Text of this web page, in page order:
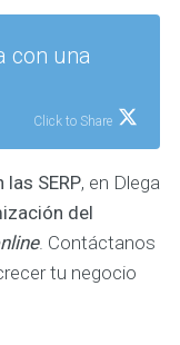
con una
Click to Share
SERP, en Dlega
del
. Contáctanos
tu negocio